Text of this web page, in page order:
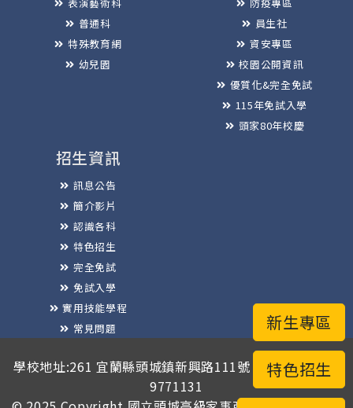
特色招生
新生專區
普通科
特殊教育網
幼兒園
員生社
資安專區
校園公開資訊
優質化&完全免試
115年免試入學
頭家80年校慶
招生資訊
訊息公告
簡介影片
認識各科
特色招生
完全免試
免試入學
實用技能學程
常見問題
學校地址:261 宜蘭縣頭城鎮新興路111號 / 電話總機:03-
9771131